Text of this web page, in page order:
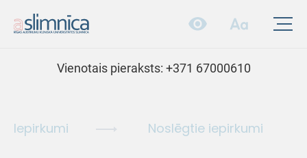
Vienotais pieraksts: +371 67000610
Iepirkumi Noslēgtie iepirkumi